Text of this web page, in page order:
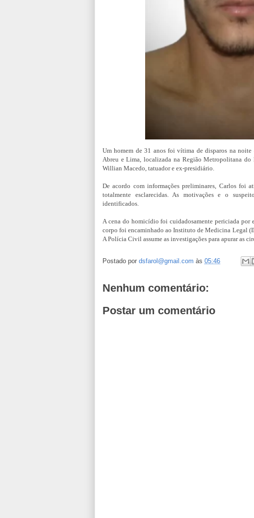
Um homem de 31 anos foi vítima de disparos na
Abreu e Lima, localizada na Região Metropolitana
Willian Macedo, tatuador e ex-presidiário.
De acordo com informações preliminares, Carlos foi
totalmente esclarecidas. As motivações e o
identificados.
A cena do homicídio foi cuidadosamente periciada
corpo foi encaminhado ao Instituto de Medicina Legal
A Polícia Civil assume as investigações para apurar as
Postado por dsfarol@gmail.com às 05:46
Nenhum comentário:
Postar um comentário